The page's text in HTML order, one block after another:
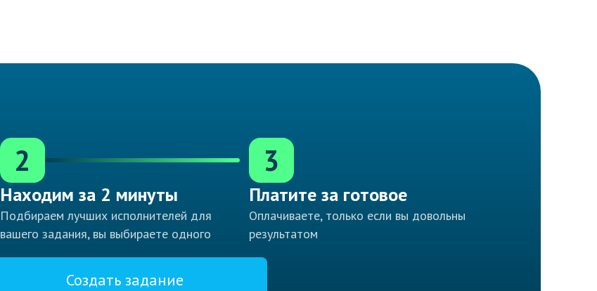
2
Находим за 2 минуты
Подбираем лучших исполнителей для
вашего задания, вы выбираете одного
3
Платите за готовое
Оплачиваете, только если вы довольны
результатом
Создать задание